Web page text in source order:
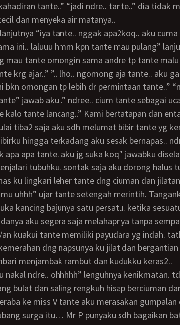
tante..” “jadi ndre.. tante..” dia tidak
dan menyeka air matanya..
ini.. laluuu hmm kpn tante mau pulang”
mau tante omongin sama andre tp tante malu
krg ajar..” ”.. lho.. ngomong aja tante.. aku
bkn omongan tp lebih dr permintaan tante..”
jawab aku..” ndree.. cium tante sebagai
kalo tante lancang..” Kami bertatapan dan
tiba2 saja aku sdh melumat bibir tante yg
apa apa tante. aku jg suka koq” jawabku
tubuhku. sontak saja aku dorong halus
ku lingkari leher tante dng ciuman dan
kancing bajunya satu persatu. ketika
aku segera saja melahapnya tanpa
kuakui tante memiliki payudara yg indah.
dng napsunya ku jilat dan
menjambak rambut dan kudukku keras2..
bulat dan saling rengkuh hisap berciuman
ke miss V tante aku merasakan gumpalan
surga itu… Mr P punyaku sdh bagaikan